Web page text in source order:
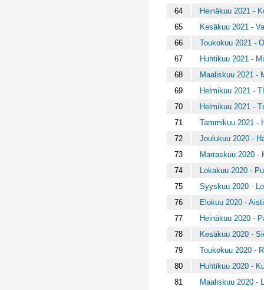
64
Heinäkuu 2021 -
65
Kesäkuu 2021 -
66
Toukokuu 2021 -
67
Huhtikuu 2021 -
68
Maaliskuu 2021 -
69
Helmikuu 2021 -
70
Helmikuu 2021 -
71
Tammikuu 2021 -
72
Joulukuu 2020 -
73
Marraskuu 2020 -
74
Lokakuu 2020 -
75
Syyskuu 2020 -
76
Elokuu 2020 -
77
Heinäkuu 2020 -
78
Kesäkuu 2020 -
79
Toukokuu 2020 -
80
Huhtikuu 2020 -
81
Maaliskuu 2020 -